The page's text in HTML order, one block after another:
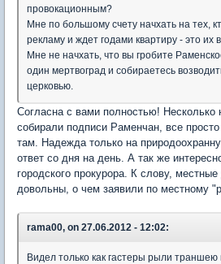
провокационным?
Мне по большому счету начхать на тех,
рекламу и ждет годами квартиру - это их
Мне не начхать, что вы гробите
один мертвоград и собираетесь
церковью.
Согласна с вами полностью! Несколько
собирали подписи Раменчан, все
там. Надежда только на
ответ со дня на день. А так же
городского прокурора. К слову,
довольны, о чем заявили по местному
rama00, on 27.06.2012 - 12:02:
Видел только как гастеры рыли траншею